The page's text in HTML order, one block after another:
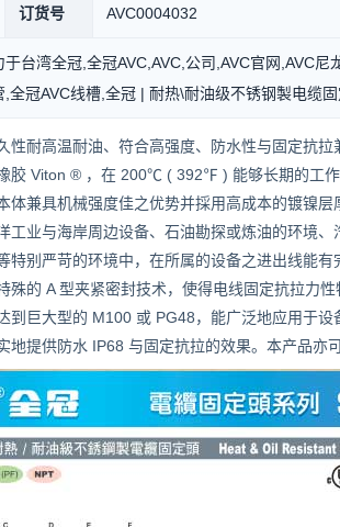
订货号 AVC0004032
于台湾全冠,全冠AVC,AVC,公司,AVC官网,AVC
,全冠AVC线槽,全冠 | 耐热\耐油级不锈钢製电缆
性耐高温耐油、符合高强度、防水性与固定抗
胶 Viton ® ，在 200℃ ( 392℉ ) 能够长期的工
体兼具机械强度佳之优势并採用高成本的镀镍
工业与海岸周边设备、石油勘探或炼油的环境
特别严苛的环境中，在所属的设备之进出线能
殊的 A 型夹紧密封技术，使得电线固定抗拉力
到巨大型的 M100 或 PG48，能广泛地应用于
地提供防水 IP68 与固定抗拉的效果。本产品亦